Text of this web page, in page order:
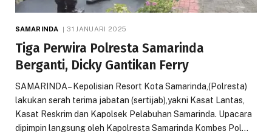
SAMARINDA 31 JANUARI 2025
Tiga Perwira Polresta Samarinda
Berganti, Dicky Gantikan Ferry
SAMARINDA– Kepolisian Resort Kota Samarinda,(Polresta)
lakukan serah terima jabatan (sertijab),yakni Kasat Lantas,
Kasat Reskrim dan Kapolsek Pelabuhan Samarinda. Upacara
dipimpin langsung oleh Kapolresta Samarinda Kombes Pol…